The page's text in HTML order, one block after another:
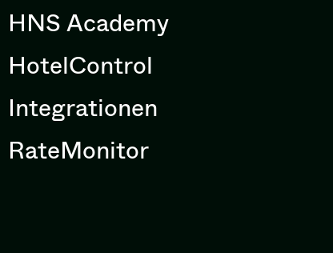
HNS Academy
HotelControl
Integrationen
RateMonitor